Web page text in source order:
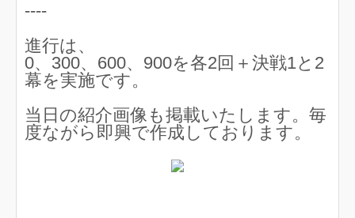
----
進行は、
0、300、600、900を各2回＋決戦1と2
幕を実施です。
当日の紹介画像も掲載いたします。毎
度ながら即興で作成しております。